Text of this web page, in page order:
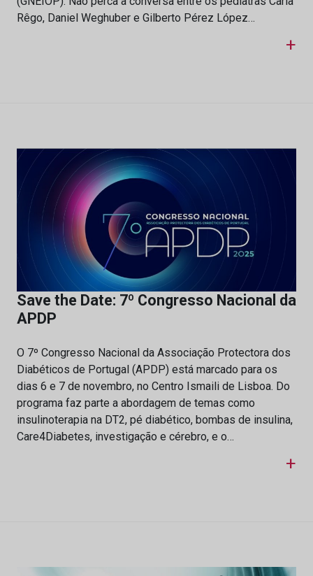
Rêgo, Daniel Weghuber e Gilberto Pérez López…
+
Save the Date: 7º Congresso Nacional da
APDP
O 7º Congresso Nacional da Associação Protectora dos
Diabéticos de Portugal (APDP) está marcado para os
dias 6 e 7 de novembro, no Centro Ismaili de Lisboa. Do
programa faz parte a abordagem de temas como
insulinoterapia na DT2, pé diabético, bombas de insulina,
Care4Diabetes, investigação e cérebro, e o…
+